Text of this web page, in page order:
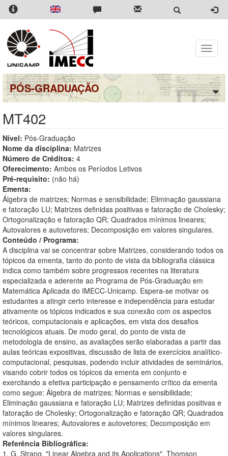
Pular
para
conteúdo
principal
Toggle
PÓS-GRADUAÇÃO
MT402
Nível: Pós-Graduação
Nome da disciplina: Matrizes
Número de Créditos: 4
Oferecimento: Ambos os Períodos Letivos
Pré-requisito: (não há)
Ementa:
Álgebra de matrizes; Normas e sensibilidade; Eliminação gaussiana
e fatoração LU; Matrizes definidas positivas e fatoração de Cholesky;
Ortogonalização e fatoração QR; Quadrados mínimos lineares;
Autovalores e autovetores; Decomposição em valores singulares.
Conteúdo / Programa:
A disciplina vai se concentrar sobre Matrizes, considerando todos os
tópicos da ementa, tanto do ponto de vista da bibliografia clássica
indica como também sobre progressos recentes na literatura
especializada e aderente ao Programa de Pós-Graduação em
Matemática Aplicada do IMECC-Unicamp. Espera-se motivar os
estudantes a atingir certo interesse e independência para estudar
ativamente os tópicos indicados e sua conexão com os aspectos
teóricos, computacionais e aplicações, em vista dos desafios
tecnológicos atuais. De modo geral, do ponto de vista de
metodologia de ensino, as avaliações serão elaboradas a partir das
aulas teóricas expositivas, discussão de lista de exercícios analítico-
computacional, pesquisas, podendo incluir atividades de seminários,
visando cobrir todos os tópicos da ementa em conjunto e
exercitando a efetiva participação e pensamento crítico da ementa
como segue: Álgebra de matrizes; Normas e sensibilidade;
Eliminação gaussiana e fatoração LU; Matrizes definidas positivas e
fatoração de Cholesky; Ortogonalização e fatoração QR; Quadrados
mínimos lineares; Autovalores e autovetores; Decomposição em
valores singulares.
Referência Bibliográfica:
1. G. Strang, "Linear Algebra and its Applications", Thomson